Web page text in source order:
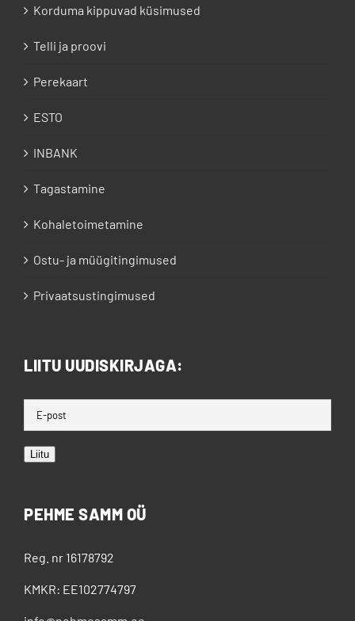
Korduma kippuvad küsimused
Telli ja proovi
Perekaart
ESTO
INBANK
Tagastamine
Kohaletoimetamine
Ostu- ja müügitingimused
Privaatsustingimused
LIITU UUDISKIRJAGA:
Liitu
PEHME SAMM OÜ
Reg. nr 16178792
KMKR: EE102774797